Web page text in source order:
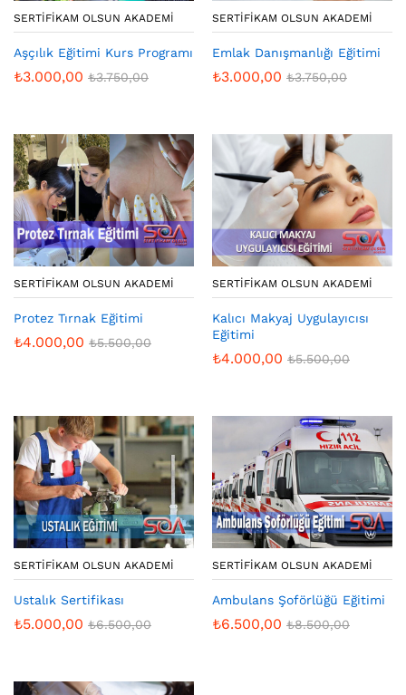
SERTIFIKAM OLSUN AKADEMI
Aşçılık Eğitimi Kurs Programı
₺3.000,00 ₺3.750,00
SERTIFIKAM OLSUN AKADEMI
Emlak Danışmanlığı Eğitimi
₺3.000,00 ₺3.750,00
SERTIFIKAM OLSUN AKADEMI
Protez Tırnak Eğitimi
₺4.000,00 ₺5.500,00
SERTIFIKAM OLSUN AKADEMI
Kalıcı Makyaj Uygulayıcısı
Eğitimi
₺4.000,00 ₺5.500,00
SERTIFIKAM OLSUN AKADEMI
Ustalık Sertifikası
₺5.000,00 ₺6.500,00
SERTIFIKAM OLSUN AKADEMI
Ambulans Şoförlüğü Eğitimi
₺6.500,00 ₺8.500,00